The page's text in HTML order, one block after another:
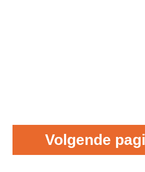
Volgende